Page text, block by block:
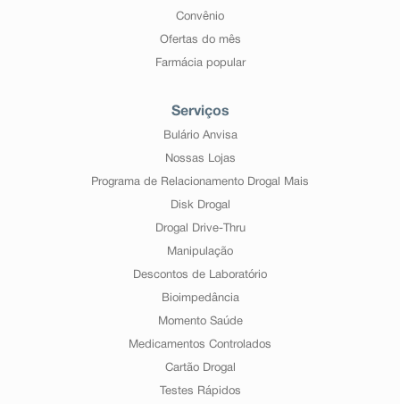
Convênio
Ofertas do mês
Farmácia popular
Serviços
Bulário Anvisa
Nossas Lojas
Programa de Relacionamento Drogal Mais
Disk Drogal
Drogal Drive-Thru
Manipulação
Descontos de Laboratório
Bioimpedância
Momento Saúde
Medicamentos Controlados
Cartão Drogal
Testes Rápidos